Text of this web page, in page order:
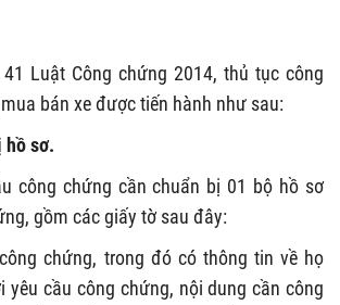
Luật Công chứng 2014, thủ tục công
bán xe được tiến hành như sau:
hồ sơ.
công chứng cần chuẩn bị 01 bộ hồ sơ
gồm các giấy tờ sau đây:
chứng, trong đó có thông tin về họ
yêu cầu công chứng, nội dung cần công